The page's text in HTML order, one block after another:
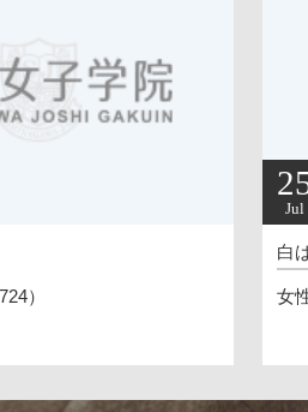
）
Jul
白
女